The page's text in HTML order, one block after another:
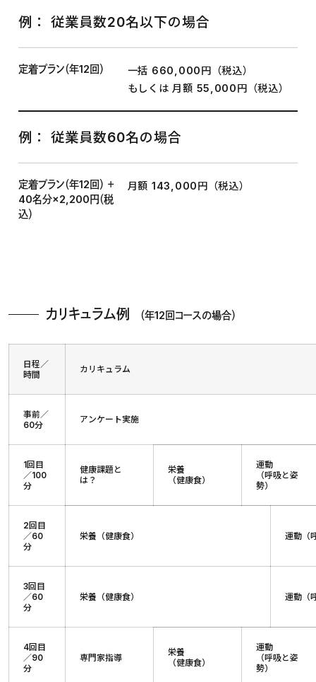
例： 従業員数20名以下の場合
定着プラン（年12回）
一括 660,000円（税込）
もしくは 月額 55,000円（税込）
例： 従業員数60名の場合
定着プラン（年12回） ＋
40名分×2,200円（税
込）
月額 143,000円（税込）
カリキュラム例 （年12回コースの場合）
日程／
時間
カリキュラム
事前／
60分
アンケート実施
1回目
／100
分
健康課題と
は？
栄養
（健康食）
運動
（呼吸と姿
勢）
2回目
／60
分
栄養（健康食） 運動（
3回目
／60
分
栄養（健康食） 運動（
4回目
／90
分
専門家指導
栄養
（健康食）
運動
（呼吸と姿
勢）